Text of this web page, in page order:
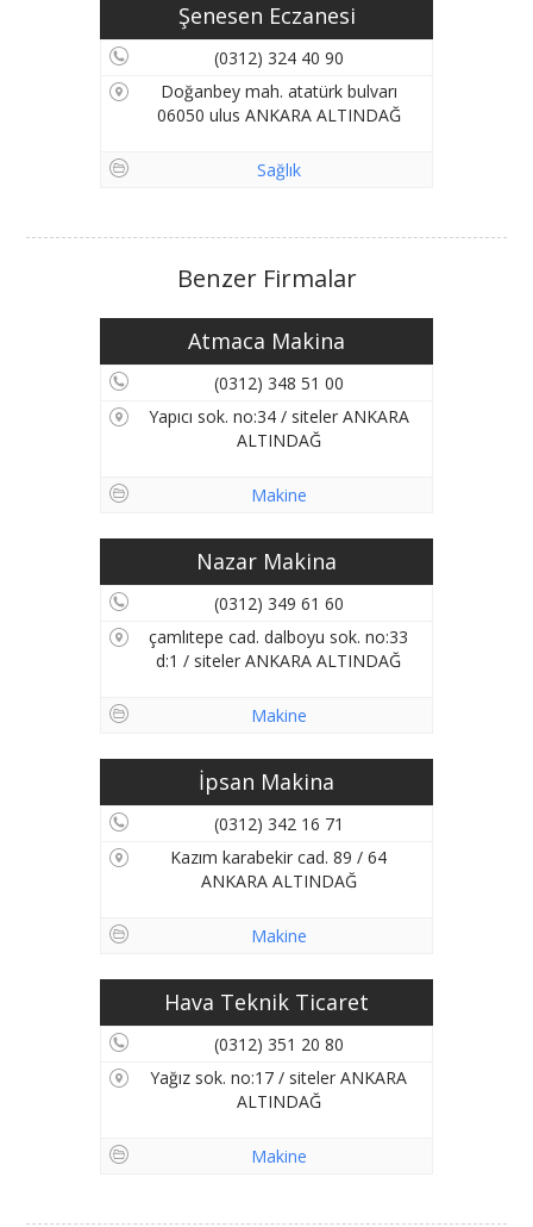
Şenesen Eczanesi
(0312) 324 40 90
Doğanbey mah. atatürk bulvarı
06050 ulus ANKARA ALTINDAĞ
Sağlık
Benzer Firmalar
Atmaca Makina
(0312) 348 51 00
Yapıcı sok. no:34 / siteler ANKARA
ALTINDAĞ
Makine
Nazar Makina
(0312) 349 61 60
çamlıtepe cad. dalboyu sok. no:33
d:1 / siteler ANKARA ALTINDAĞ
Makine
İpsan Makina
(0312) 342 16 71
Kazım karabekir cad. 89 / 64
ANKARA ALTINDAĞ
Makine
Hava Teknik Ticaret
(0312) 351 20 80
Yağız sok. no:17 / siteler ANKARA
ALTINDAĞ
Makine